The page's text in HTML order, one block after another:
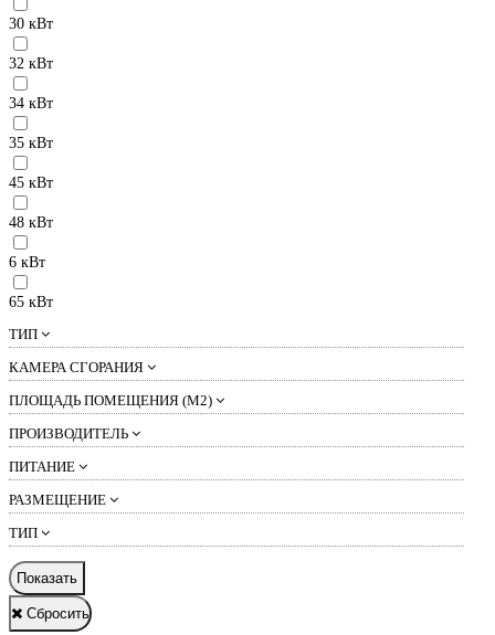
30 кВт
32 кВт
34 кВт
35 кВт
45 кВт
48 кВт
6 кВт
65 кВт
ТИП
КАМЕРА СГОРАНИЯ
ПЛОЩАДЬ ПОМЕЩЕНИЯ (М2)
ПРОИЗВОДИТЕЛЬ
ПИТАНИЕ
РАЗМЕЩЕНИЕ
ТИП
Показать
Сбросить